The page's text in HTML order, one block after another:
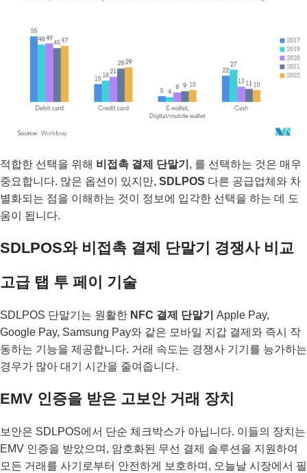
적합한 선택을 위해 비접촉 결제 단말기 , 를 선택하는 것은 매우
중요합니다. 많은 옵션이 있지만, SDLPOS 다른 공급업체와 차
별화되는 점을 이해하는 것이 정보에 입각한 선택을 하는 데 도
움이 됩니다.
SDLPOS와 비접촉 결제 단말기 경쟁사 비교
고급 탭 투 페이 기술
SDLPOS 단말기는 원활한 NFC 결제 단말기 Apple Pay,
Google Pay, Samsung Pay와 같은 모바일 지갑 결제와 즉시 작
동하는 기능을 제공합니다. 거래 속도는 경쟁사 기기를 능가하는
경우가 많아 대기 시간을 줄여줍니다.
EMV 인증을 받은 고보안 거래 장치
보안은 SDLPOS에서 단순 체크박스가 아닙니다. 이들의 장치는
EMV 인증을 받았으며, 암호화된 무선 결제 솔루션을 지원하여
모든 거래를 사기로부터 안전하게 보호하며, 오늘날 시장에서 필